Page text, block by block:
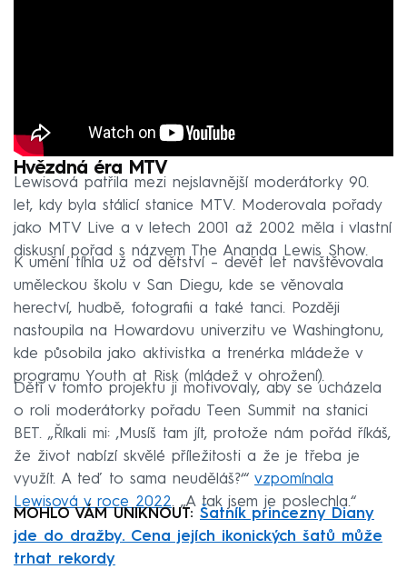
Hvězdná éra MTV
Lewisová patřila mezi nejslavnější moderátorky 90.
let, kdy byla stálicí stanice MTV. Moderovala pořady
jako MTV Live a v letech 2001 až 2002 měla i vlastní
diskusní pořad s názvem The Ananda Lewis Show.
K umění tíhla už od dětství – devět let navštěvovala
uměleckou školu v San Diegu, kde se věnovala
herectví, hudbě, fotografii a také tanci. Později
nastoupila na Howardovu univerzitu ve Washingtonu,
kde působila jako aktivistka a trenérka mládeže v
programu Youth at Risk (mládež v ohrožení).
Děti v tomto projektu ji motivovaly, aby se ucházela
o roli moderátorky pořadu Teen Summit na stanici
BET. „Říkali mi: ‚Musíš tam jít, protože nám pořád říkáš,
že život nabízí skvělé příležitosti a že je třeba je
využít. A teď to sama neuděláš?‘“ vzpomínala
Lewisová v roce 2022. „A tak jsem je poslechla.“
MOHLO VÁM UNIKNOUT: Šatník princezny Diany
jde do dražby. Cena jejích ikonických šatů může
trhat rekordy